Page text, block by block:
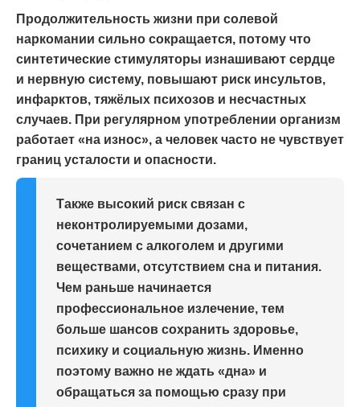
Продолжительность жизни при солевой
наркомании сильно сокращается, потому что
синтетические стимуляторы изнашивают сердце
и нервную систему, повышают риск инсультов,
инфарктов, тяжёлых психозов и несчастных
случаев. При регулярном употреблении организм
работает «на износ», а человек часто не чувствует
границ усталости и опасности.
Также высокий риск связан с
неконтролируемыми дозами,
сочетанием с алкоголем и другими
веществами, отсутствием сна и питания.
Чем раньше начинается
профессиональное излечение, тем
больше шансов сохранить здоровье,
психику и социальную жизнь. Именно
поэтому важно не ждать «дна» и
обращаться за помощью сразу при